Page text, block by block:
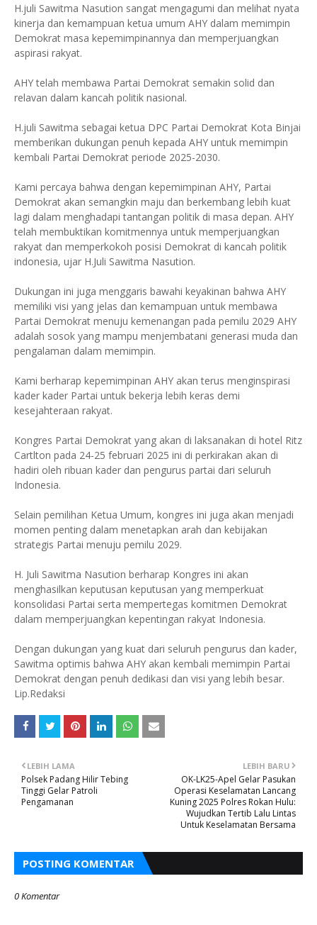
H.juli Sawitma Nasution sangat mengagumi dan melihat nyata
kinerja dan kemampuan ketua umum AHY dalam memimpin
Demokrat masa kepemimpinannya dan memperjuangkan
aspirasi rakyat.
AHY telah membawa Partai Demokrat semakin solid dan
relavan dalam kancah politik nasional.
H.juli Sawitma sebagai ketua DPC Partai Demokrat Kota Binjai
memberikan dukungan penuh kepada AHY untuk memimpin
kembali Partai Demokrat periode 2025-2030.
Kami percaya bahwa dengan kepemimpinan AHY, Partai
Demokrat akan semangkin maju dan berkembang lebih kuat
lagi dalam menghadapi tantangan politik di masa depan. AHY
telah membuktikan komitmennya untuk memperjuangkan
rakyat dan memperkokoh posisi Demokrat di kancah politik
indonesia, ujar H.Juli Sawitma Nasution.
Dukungan ini juga menggaris bawahi keyakinan bahwa AHY
memiliki visi yang jelas dan kemampuan untuk membawa
Partai Demokrat menuju kemenangan pada pemilu 2029 AHY
adalah sosok yang mampu menjembatani generasi muda dan
pengalaman dalam memimpin.
Kami berharap kepemimpinan AHY akan terus menginspirasi
kader kader Partai untuk bekerja lebih keras demi
kesejahteraan rakyat.
Kongres Partai Demokrat yang akan di laksanakan di hotel Ritz
Cartlton pada 24-25 februari 2025 ini di perkirakan akan di
hadiri oleh ribuan kader dan pengurus partai dari seluruh
Indonesia.
Selain pemilihan Ketua Umum, kongres ini juga akan menjadi
momen penting dalam menetapkan arah dan kebijakan
strategis Partai menuju pemilu 2029.
H. Juli Sawitma Nasution berharap Kongres ini akan
menghasilkan keputusan keputusan yang memperkuat
konsolidasi Partai serta mempertegas komitmen Demokrat
dalam memperjuangkan kepentingan rakyat Indonesia.
Dengan dukungan yang kuat dari seluruh pengurus dan kader,
Sawitma optimis bahwa AHY akan kembali memimpin Partai
Demokrat dengan penuh dedikasi dan visi yang lebih besar.
Lip.Redaksi
LEBIH BARU
OK-LK25-Apel Gelar Pasukan
Operasi Keselamatan Lancang
Kuning 2025 Polres Rokan Hulu:
Wujudkan Tertib Lalu Lintas
Untuk Keselamatan Bersama
LEBIH LAMA
Polsek Padang Hilir Tebing
Tinggi Gelar Patroli
Pengamanan
POSTING KOMENTAR
0 Komentar